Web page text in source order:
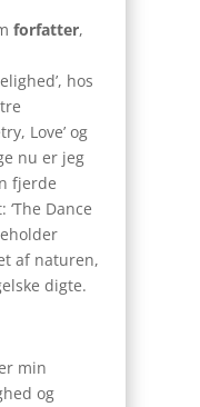
forfatter,
hos
Love’ og
nu er jeg
fjerde
Dance
af naturen,
digte.
min
og